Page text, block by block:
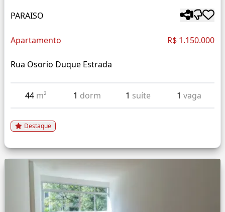
PARAISO
Apartamento R$ 1.150.000
Rua Osorio Duque Estrada
44 m² 1 dorm 1 suíte 1 vaga
Destaque